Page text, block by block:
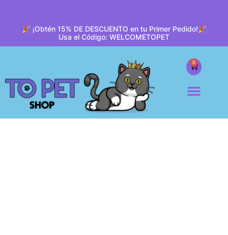
🎉 ¡Obtén 15% DE DESCUENTO en tu Primer Pedido!🎉
Usa el Código: WELCOMETOPET
0